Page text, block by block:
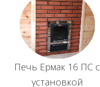
Печь Ермак 16 ПС с
установкой